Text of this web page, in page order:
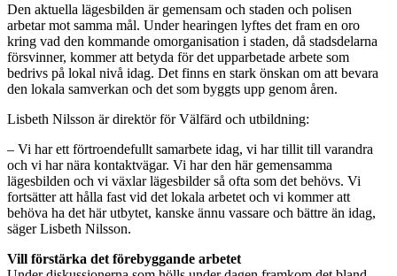
Den aktuella lägesbilden är gemensam och staden och polisen
arbetar mot samma mål. Under hearingen lyftes det fram en oro
kring vad den kommande omorganisation i staden, då stadsdelarna
försvinner, kommer att betyda för det upparbetade arbete som
bedrivs på lokal nivå idag. Det finns en stark önskan om att bevara
den lokala samverkan och det som byggts upp genom åren.
Lisbeth Nilsson är direktör för Välfärd och utbildning:
– Vi har ett förtroendefullt samarbete idag, vi har tillit till varandra
och vi har nära kontaktvägar. Vi har den här gemensamma
lägesbilden och vi växlar lägesbilder så ofta som det behövs. Vi
fortsätter att hålla fast vid det lokala arbetet och vi kommer att
behöva ha det här utbytet, kanske ännu vassare och bättre än idag,
säger Lisbeth Nilsson.
Vill förstärka det förebyggande arbetet